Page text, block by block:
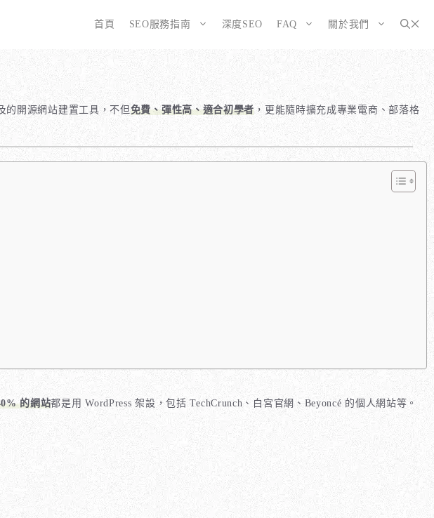
首頁 SEO服務指南
為SEO而生的網站
選擇CMS或客製化網站：為您的打造完美SEO網站
WordPress 架設與 SEO 優化完整方案
SEO網站改造：您的舊網站是否正在拖累排名？
深度SEO FAQ
基礎知識
與策略選擇
Ads 和 Facebook 廣告有什麼不同？
益管理
大奧資訊的網站架設服務包含哪些項目？
如何確保網站符合 SEO 標準？
網站架構與技術 SEO 優化
響應式設計的優勢
關於我們
的開源網站建置工具，不但免費、彈性高、適合初學者 ，更能隨時擴充成專業電商、部落格
的網站都是用 WordPress 架設，包括 TechCrunch、白宮官網、Beyoncé 的個人網站等。